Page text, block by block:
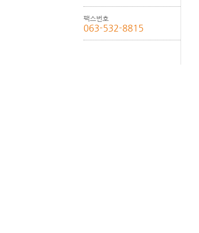
팩스번호
063-532-8815